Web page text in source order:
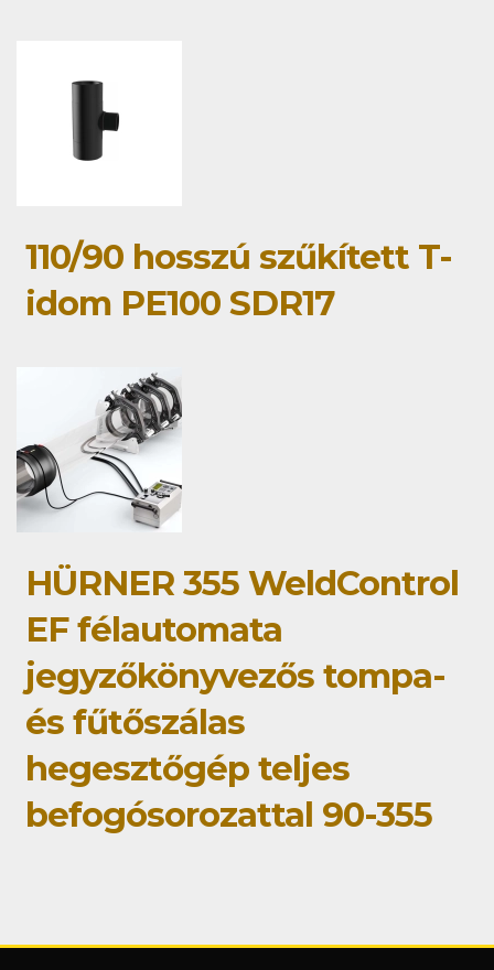
110/90 hosszú szűkített T-
idom PE100 SDR17
HÜRNER 355 WeldControl
EF félautomata
jegyzőkönyvezős tompa-
és fűtőszálas
hegesztőgép teljes
befogósorozattal 90-355